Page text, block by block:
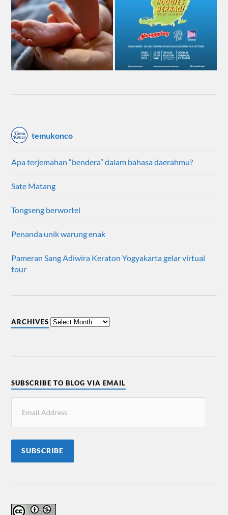
temukonco
Apa terjemahan “bendera” dalam bahasa daerahmu?
Sate Matang
Tongseng berwortel
Penanda unik warung enak
Pameran Sang Adiwira Keraton Yogyakarta gelar virtual
tour
ARCHIVES
SUBSCRIBE TO BLOG VIA EMAIL
SUBSCRIBE